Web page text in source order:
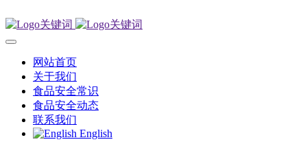
网站首页
关于我们
食品安全常识
食品安全动态
联系我们
English